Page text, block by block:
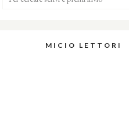
MICIO LETTORI